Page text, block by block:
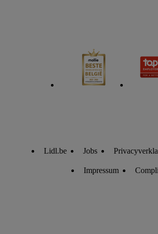
Lidl.be Jobs
Impressum